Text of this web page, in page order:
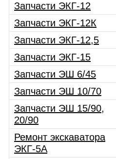
Запчасти ЭКГ-12
Запчасти ЭКГ-12К
Запчасти ЭКГ-12,5
Запчасти ЭКГ-15
Запчасти ЭШ 6/45
Запчасти ЭШ 10/70
Запчасти ЭШ 15/90,
20/90
Ремонт экскаватора
ЭКГ-5А